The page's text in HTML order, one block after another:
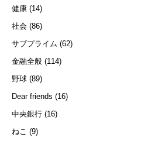
健康 (14)
社会 (86)
サブプライム (62)
金融全般 (114)
野球 (89)
Dear friends (16)
中央銀行 (16)
ねこ (9)